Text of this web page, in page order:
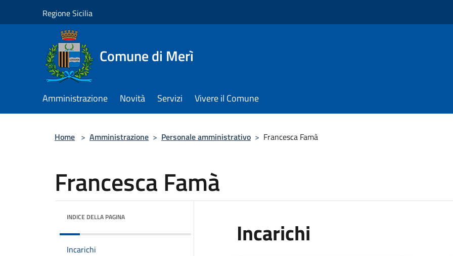
Regione Sicilia
Comune di Merì
Amministrazione Novità Servizi Vivere il Comune
Home > Amministrazione > Personale amministrativo > Francesca Famà
Francesca Famà
INDICE DELLA PAGINA
Incarichi
Incarichi